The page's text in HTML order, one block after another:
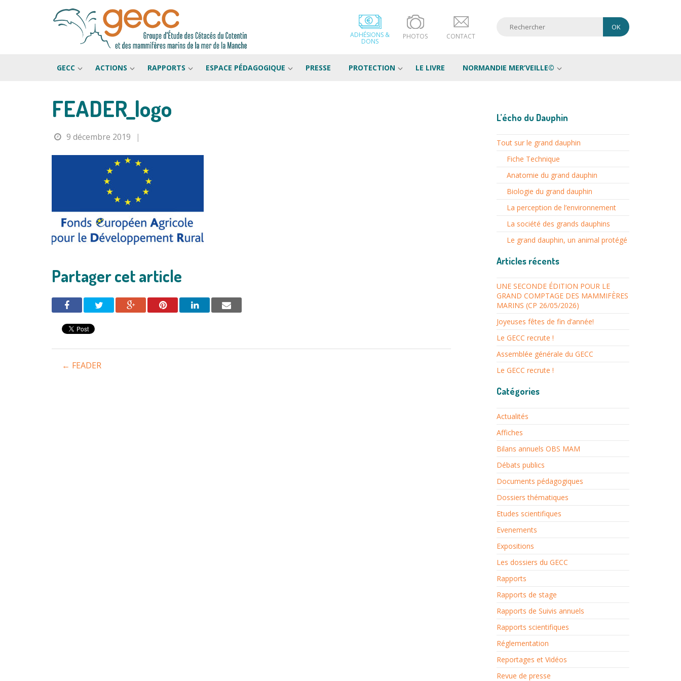
ADHÉSIONS &
DONS
PHOTOS CONTACT
GECC ACTIONS RAPPORTS ESPACE PÉDAGOGIQUE PRESSE PROTECTION LE LIVRE NORMANDIE MER’VEILLE©
FEADER_logo
9 décembre 2019 |
Partager cet article
Navigation
← FEADER
L’écho du Dauphin
Tout sur le grand dauphin
Fiche Technique
Anatomie du grand dauphin
Biologie du grand dauphin
La perception de l’environnement
La société des grands dauphins
Le grand dauphin, un animal protégé
Articles récents
UNE SECONDE ÉDITION POUR LE
GRAND COMPTAGE DES MAMMIFÈRES
MARINS (CP 26/05/2026)
Joyeuses fêtes de fin d’année!
Le GECC recrute !
Assemblée générale du GECC
Le GECC recrute !
Catégories
Actualités
Affiches
Bilans annuels OBS MAM
Débats publics
Documents pédagogiques
Dossiers thématiques
Etudes scientifiques
Evenements
Expositions
Les dossiers du GECC
Rapports
Rapports de stage
Rapports de Suivis annuels
Rapports scientifiques
Réglementation
Reportages et Vidéos
Revue de presse